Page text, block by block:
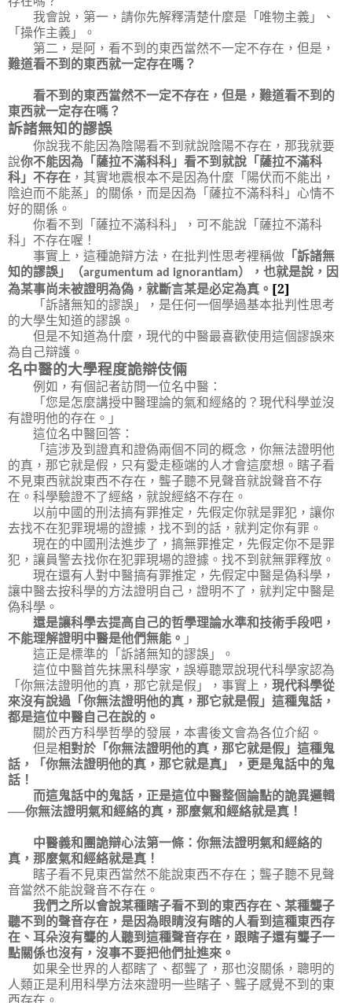
我會說，第一，請你先解釋清楚什麼是「唯物主義」、
「操作主義」。
第二，是阿，看不到的東西當然不一定不存在，但是，
難道看不到的東西就一定存在嗎？
看不到的東西當然不一定不存在，但是，難道看不到的
東西就一定存在嗎？
訴諸無知的謬誤
你說我不能因為陰陽看不到就說陰陽不存在，那我就要
說你不能因為「薩拉不滿科科」看不到就說「薩拉不滿科
科」不存在 ，其實地震根本不是因為什麼「陽伏而不能出，
陰迫而不能蒸」的關係，而是因為「薩拉不滿科科」心情不
好的關係。
你看不到「薩拉不滿科科」，可不能說「薩拉不滿科
科」不存在喔！
事實上，這種詭辯方法，在批判性思考裡稱做 「訴諸無
知的謬誤」（argumentum ad ignorantiam）
，也就是說，因
為某事尚未被證明為偽，就斷言某是必定為真。 [2]
「訴諸無知的謬誤」，是任何一個學過基本批判性思考
的大學生知道的謬誤。
但是不知道為什麼，現代的中醫最喜歡使用這個謬誤來
為自己辯護。
名中醫的大學程度詭辯伎倆
例如，有個記者訪問一位名中醫：
「您是怎麼講授中醫理論的氣和經絡的？現代科學並沒
有證明他的存在。」
這位名中醫回答：
「這涉及到證真和證偽兩個不同的概念，你無法證明他
的真，那它就是假，只有愛走極端的人才會這麼想。瞎子看
不見東西就說東西不存在，聾子聽不見聲音就說聲音不存
在。科學驗證不了經絡，就說經絡不存在。
以前中國的刑法搞有罪推定，先假定你就是罪犯，讓你
去找不在犯罪現場的證據，找不到的話，就判定你有罪。
現在的中國刑法進步了，搞無罪推定，先假定你不是罪
犯，讓員警去找你在犯罪現場的證據。找不到就無罪釋放。
現在還有人對中醫搞有罪推定，先假定中醫是偽科學，
讓中醫去按科學的方法證明自己，證明不了，就判定中醫是
偽科學。
還是讓科學去提高自己的哲學理論水準和技術手段吧，
不能理解證明中醫是他們無能。 」
這正是標準的「訴諸無知的謬誤」。
這位中醫首先抹黑科學家，誤導聽眾說現代科學家認為
「你無法證明他的真，那它就是假」，事實上， 現代科學從
來沒有說過「你無法證明他的真，那它就是假」這種鬼話，
都是這位中醫自己在說的。
關於西方科學哲學的發展，本書後文會為各位介紹。
但是相對於「你無法證明他的真，那它就是假」這種鬼
話，「你無法證明他的真，那它就是真」，更是鬼話中的鬼
話！
而這鬼話中的鬼話，正是這位中醫整個論點的詭異邏輯
──你無法證明氣和經絡的真，那麼氣和經絡就是真！
中醫義和團詭辯心法第一條：你無法證明氣和經絡的
真，那麼氣和經絡就是真！
瞎子看不見東西當然不能說東西不存在；聾子聽不見聲
音當然不能說聲音不存在。
我們之所以會說某種瞎子看不到的東西存在、某種聾子
聽不到的聲音存在，是因為眼睛沒有瞎的人看到這種東西存
在、耳朵沒有聾的人聽到這種聲音存在，跟瞎子還有聾子一
點關係也沒有，沒事不要把他們扯進來。
如果全世界的人都瞎了、都聾了，那也沒關係，聰明的
人類正是利用科學方法來證明一些瞎子、聾子感覺不到的東
西存在。